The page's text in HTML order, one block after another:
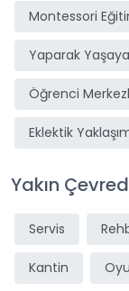
Montessori
Yaparak
Öğrenci
Eklektik
Yakın
Servis
Kantin